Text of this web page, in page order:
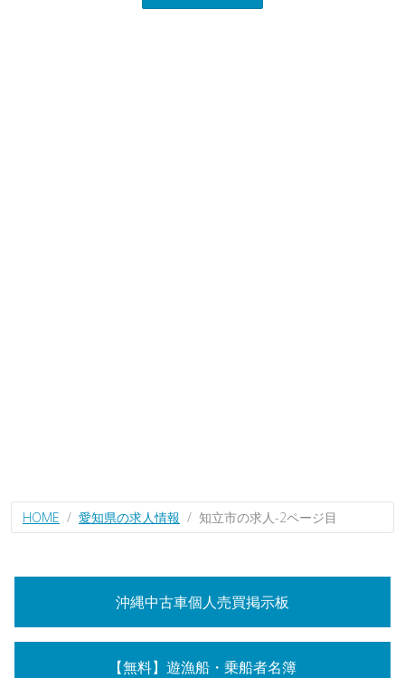
HOME 愛知県の求人情報 知立市の求人-2ページ目
沖縄中古車個人売買掲示板
【無料】遊漁船・乗船者名簿